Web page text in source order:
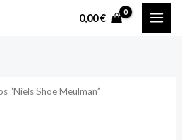
0,00€
“Niels Shoe Meulman”